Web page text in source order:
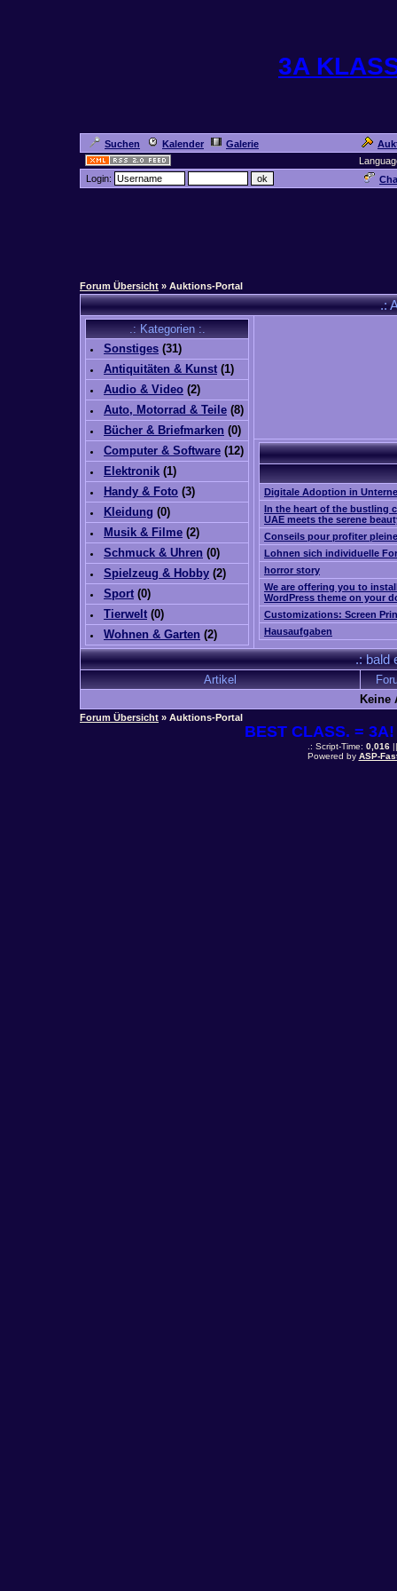
3A
Suchen Kalender Galerie
Login:
Forum Übersicht » Auktions-Portal
.:
.: Kategorien :.
Sonstiges (31)
Antiquitäten & Kunst (1)
Audio & Video (2)
Auto, Motorrad & Teile (8)
Bücher & Briefmarken (0)
Computer & Software (12)
Elektronik (1)
Handy & Foto (3)
Kleidung (0)
Musik & Filme (2)
Schmuck & Uhren (0)
Spielzeug & Hobby (2)
Sport (0)
Tierwelt (0)
Wohnen & Garten (2)
Digitale Adoption in
In the heart of the bustling
UAE meets the serene
Conseils pour profiter
Lohnen sich individuelle
horror story
We are offering you to
WordPress theme on your
Customizations: Screen
Hausaufgaben
.: bald
Artikel
Keine
Forum Übersicht » Auktions-Portal
BEST CLASS. =
.: Script-Time: 0,016||
Powered by ASP-